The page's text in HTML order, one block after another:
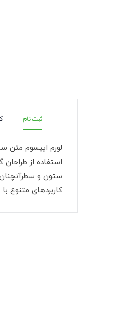
ثبت نام
لورم ایپسوم متن
استفاده از
ستون و سطرآنچنان
کاربردهای متنوع